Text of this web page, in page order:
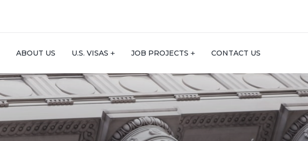
ABOUT US U.S. VISAS JOB PROJECTS CONTACT US